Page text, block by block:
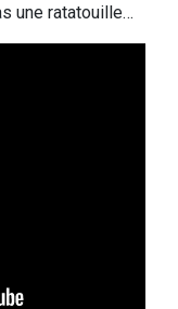
une ratatouille…